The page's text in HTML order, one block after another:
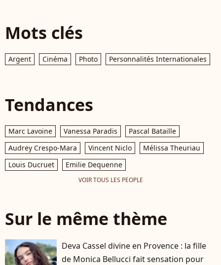
Mots clés
Argent Cinéma Photo Personnalités Internationales
Tendances
Marc Lavoine Vanessa Paradis
Pascal Bataille
Audrey Crespo-Mara
Vincent Niclo
Mélissa Theuriau
Louis Ducruet
Emilie Dequenne
VOIR TOUS LES PEOPLE
Sur le même thème
Deva Cassel divine en Provence : la fille
de Monica Bellucci fait sensation pour